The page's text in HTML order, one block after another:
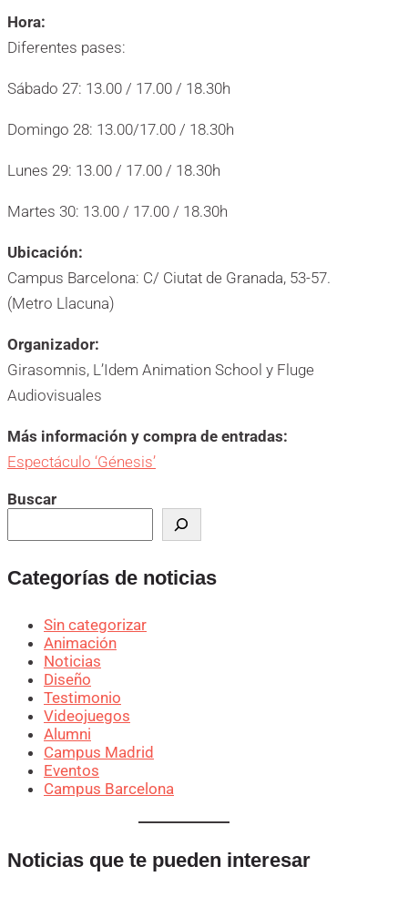
Hora:
Diferentes pases:
Sábado 27: 13.00 / 17.00 / 18.30h
Domingo 28: 13.00/17.00 / 18.30h
Lunes 29: 13.00 / 17.00 / 18.30h
Martes 30: 13.00 / 17.00 / 18.30h
Ubicación:
Campus Barcelona: C/ Ciutat de Granada, 53-57.
(Metro Llacuna)
Organizador:
Girasomnis, L’Idem Animation School y Fluge
Audiovisuales
Más información y compra de entradas:
Espectáculo ‘Génesis’
Buscar
Categorías de noticias
Sin categorizar
Animación
Noticias
Diseño
Testimonio
Videojuegos
Alumni
Campus Madrid
Eventos
Campus Barcelona
Noticias que te pueden interesar